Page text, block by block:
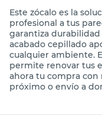
Este zócalo es la
profesional a tus
garantiza
acabado cepillado
cualquier ambiente.
permite renovar tus
ahora tu compra
próximo o envío a